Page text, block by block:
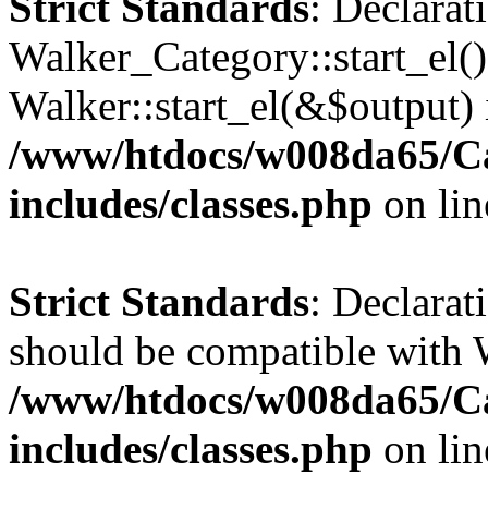
Walker::start_el(&$output)
/www/htdocs/w008da65/
includes/classes.php on
Strict Standards:
should be compatible with
/www/htdocs/w008da65/
includes/classes.php on